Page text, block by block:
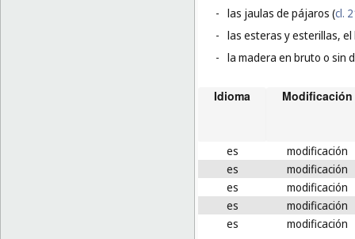
- las jaulas de pájaros (cl.
- las esteras y esterillas,
- la madera en bruto o sin
Idioma Modificación
es
modificación
es
modificación
es
modificación
es
modificación
es
modificación